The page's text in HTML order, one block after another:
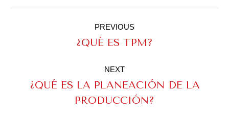
navigationPREVIOUS
Previous
¿QUÉ ES TPM?
NEXT
Next
post:
¿QUÉ ES LA PLANEACIÓN DE LA
PRODUCCIÓN?